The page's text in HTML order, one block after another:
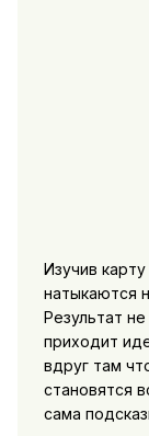
Изучив
натыкаются
Результат
приходит
вдруг там
становятся
сама